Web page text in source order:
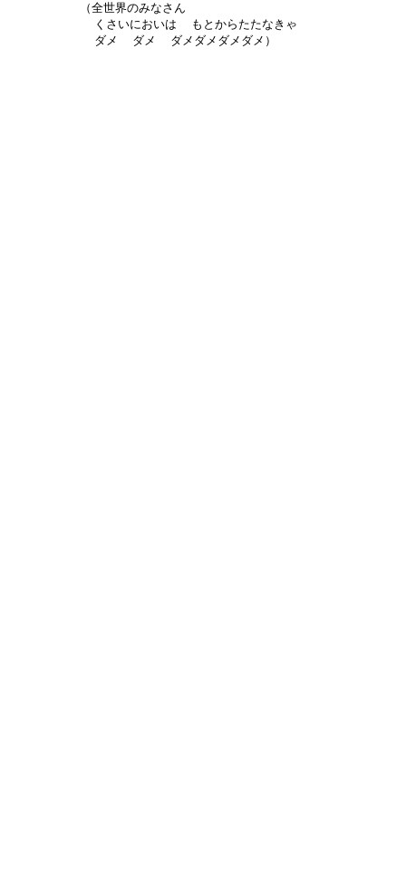
（全世界のみなさん
  くさいにおいは  もとからたたなきゃ
  ダメ  ダメ  ダメダメダメダメ）